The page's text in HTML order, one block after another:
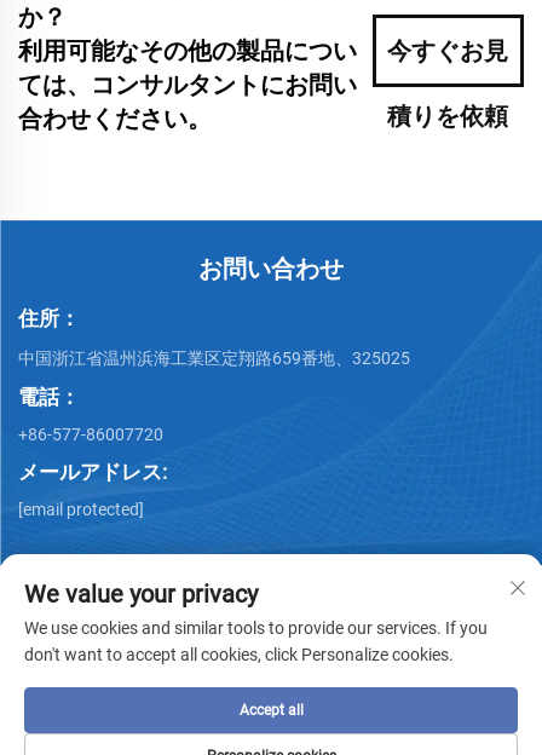
か？
利用可能なその他の製品につい
ては、コンサルタントにお問い
合わせください。
今すぐお見
積りを依頼
お問い合わせ
住所：
中国浙江省温州浜海工業区定翔路659番地、325025
電話：
+86-577-86007720
メールアドレス:
[email protected]
We value your privacy
We use cookies and similar tools to provide our services. If you
don't want to accept all cookies, click Personalize cookies.
Accept all